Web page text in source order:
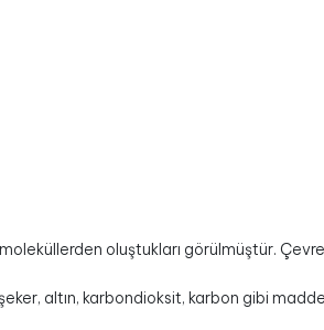
oluştukları görülmüştür.
altın, karbondioksit, karbon gibi